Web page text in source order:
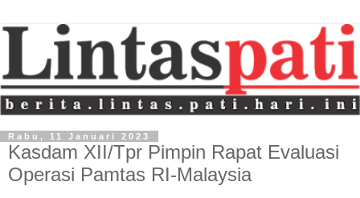
Rabu, 11 Januari 2023
Kasdam XII/Tpr Pimpin Rapat Evaluasi
Operasi Pamtas RI-Malaysia